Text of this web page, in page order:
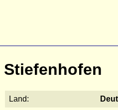
Stiefenhofen
Land: